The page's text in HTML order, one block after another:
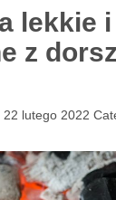
lekkie
z
22 lutego 2022